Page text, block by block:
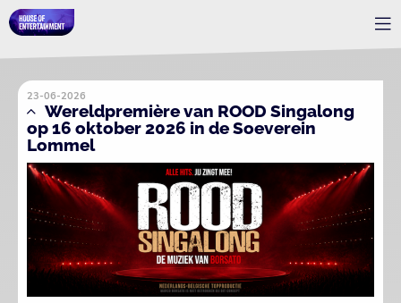
23-06-2026
Wereldpremière van ROOD Singalong
op 16 oktober 2026 in de Soeverein
Lommel